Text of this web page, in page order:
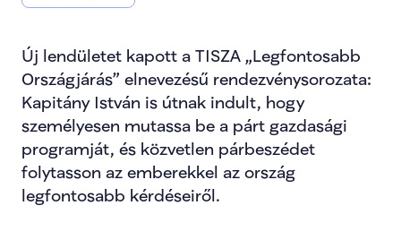
Új lendületet kapott a TISZA „Legfontosabb
Országjárás” elnevezésű rendezvénysorozata:
Kapitány István is útnak indult, hogy
személyesen mutassa be a párt gazdasági
programját, és közvetlen párbeszédet
folytasson az emberekkel az ország
legfontosabb kérdéseiről.